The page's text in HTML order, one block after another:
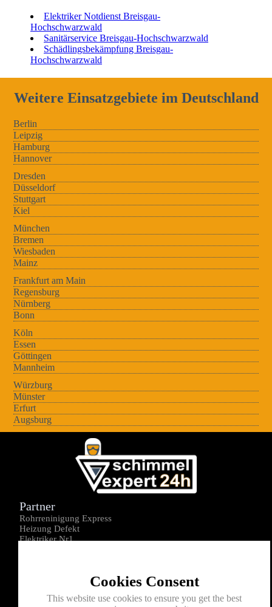
Elektriker Notdienst Breisgau-
Hochschwarzwald
Sanitärservice Breisgau-Hochschwarzwald
Schädlingsbekämpfung Breisgau-
Hochschwarzwald
Weitere Einsatzgebiete im Deutschland
Berlin
Leipzig
Hamburg
Hannover
Dresden
Düsseldorf
Stuttgart
Kiel
München
Bremen
Wiesbaden
Mainz
Frankfurt am Main
Regensburg
Nürnberg
Bonn
Köln
Essen
Göttingen
Mannheim
Würzburg
Münster
Erfurt
Augsburg
Cookies Consent
This website use cookies to ensure you get the best
Partner
Rohrreninigung Express
Heizung Defekt
Elektriker Nr1
Kontakt